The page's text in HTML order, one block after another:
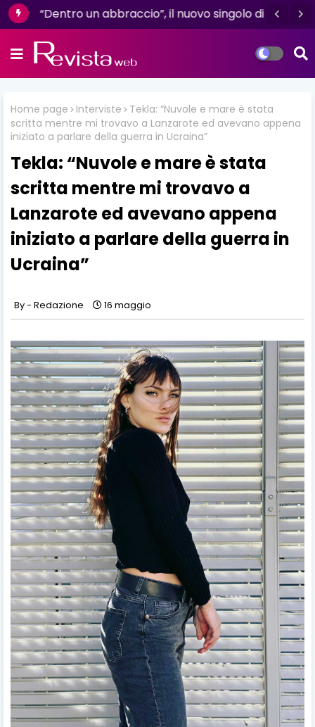
Mazzini: venerdì 16 giugno esce il nuovo
Home page Interviste
Tekla: “Nuvole e mare è stata
scritta mentre mi trovavo a Lanzarote ed avevano appena
iniziato a parlare della guerra in Ucraina”
Tekla: “Nuvole e mare è stata
scritta mentre mi trovavo a
Lanzarote ed avevano appena
iniziato a parlare della guerra in
Ucraina”
Redazione 16 maggio